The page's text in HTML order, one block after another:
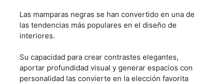
Las mamparas negras se han convertido en una de
las tendencias más populares en el diseño de
interiores.
Su capacidad para crear contrastes elegantes,
aportar profundidad visual y generar espacios con
personalidad las convierte en la elección favorita